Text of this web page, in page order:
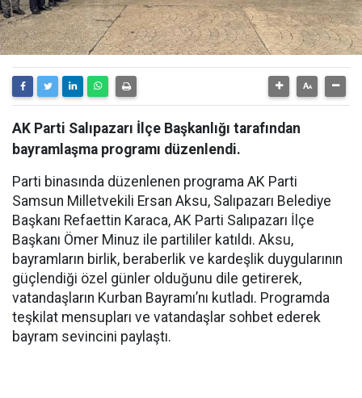
AK Parti Salıpazarı İlçe Başkanlığı tarafından
bayramlaşma programı düzenlendi.
Parti binasında düzenlenen programa AK Parti
Samsun Milletvekili Ersan Aksu, Salıpazarı Belediye
Başkanı Refaettin Karaca, AK Parti Salıpazarı İlçe
Başkanı Ömer Minuz ile partililer katıldı. Aksu,
bayramların birlik, beraberlik ve kardeşlik duygularının
güçlendiği özel günler olduğunu dile getirerek,
vatandaşların Kurban Bayramı’nı kutladı. Programda
teşkilat mensupları ve vatandaşlar sohbet ederek
bayram sevincini paylaştı.